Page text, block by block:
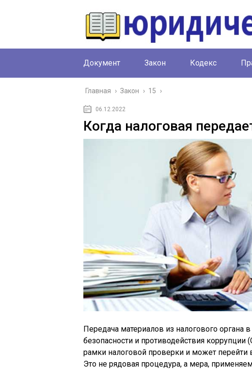
Документ Закон Кодекс
Главная › Закон › 15 ›
06.12.2022
Когда налоговая
Передача материалов из налогового органа
безопасности и противодействия коррупции
рамки налоговой проверки и может перейти
Это не рядовая процедура, а мера,